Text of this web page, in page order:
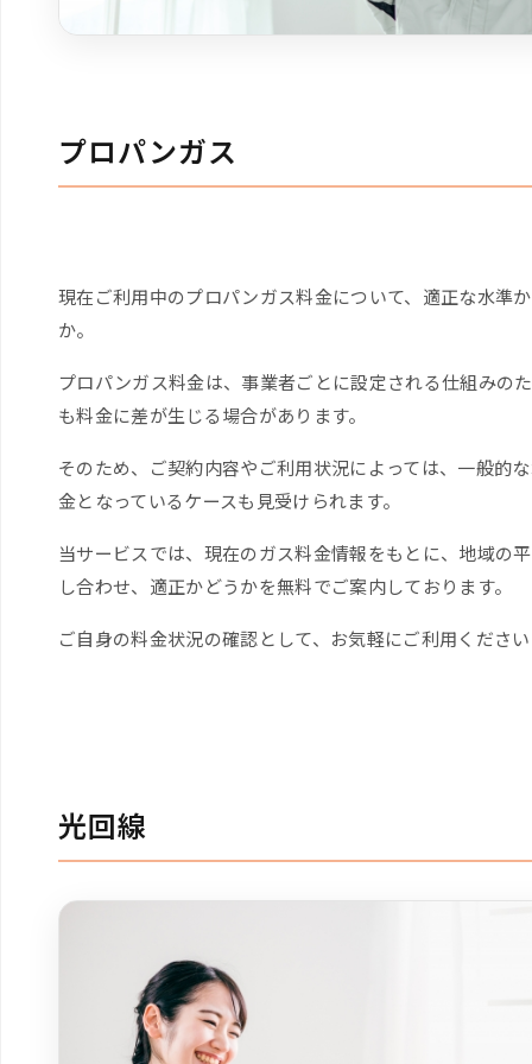
プロパンガス
現在ご利用中のプロパンガス料金について、適正な水準
か。
プロパンガス料金は、事業者ごとに設定される仕組みの
も料金に差が生じる場合があります。
そのため、ご契約内容やご利用状況によっては、一般的
金となっているケースも見受けられます。
当サービスでは、現在のガス料金情報をもとに、地域の
し合わせ、適正かどうかを無料でご案内しております。
ご自身の料金状況の確認として、お気軽にご利用くださ
光回線